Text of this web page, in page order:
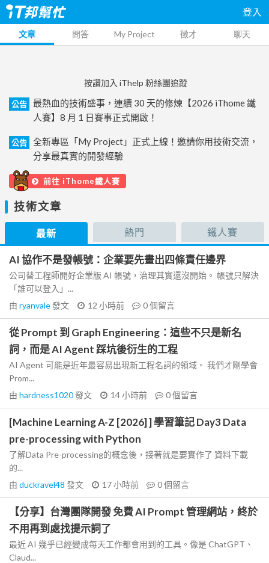
登入
文章 問答 My Project 徵才 聊天
按讚加入 iThelp 粉絲團追蹤
公告
最熱血的技術盛事，連續 30 天的修煉【2026 iThome 鐵
人賽】8 月 1 日賽事正式開啟！
公告
全新專區「My Project」正式上線！邀請你用技術交流，
分享最真實的開發經驗
前往 iThome鐵人賽
技術文章
最新 熱門 鐵人賽
AI 協作不是發帳號：企業要先畫出四條責任邊界
公司替工程師開好企業版 AI 帳號，治理其實還沒開始。 帳號只解決
「誰可以登入」...
由 ryanvale發文 12 小時前 0個留言
從 Prompt 到 Graph Engineering：這些不只是新名
詞，而是 AI Agent 踩坑後衍生的工程
AI Agent 可能是近年最容易出現新工程名詞的領域。 我們才剛學會
Prom...
由 hardness1020發文 14 小時前 0個留言
[Machine Learning A-Z [2026] ] 學習筆記 Day3 Data
pre-processing with Python
了解Data Pre-processing的概念後，接著就是要實作了 資料下載
的...
由 duckravel48 發文 17 小時前 0個留言
【分享】台灣團隊開發 免費 AI Prompt 管理網站，終於
不用再到處找提示詞了
最近 AI 幾乎已經變成每天工作都會用到的工具。像是 ChatGPT、
Claud...